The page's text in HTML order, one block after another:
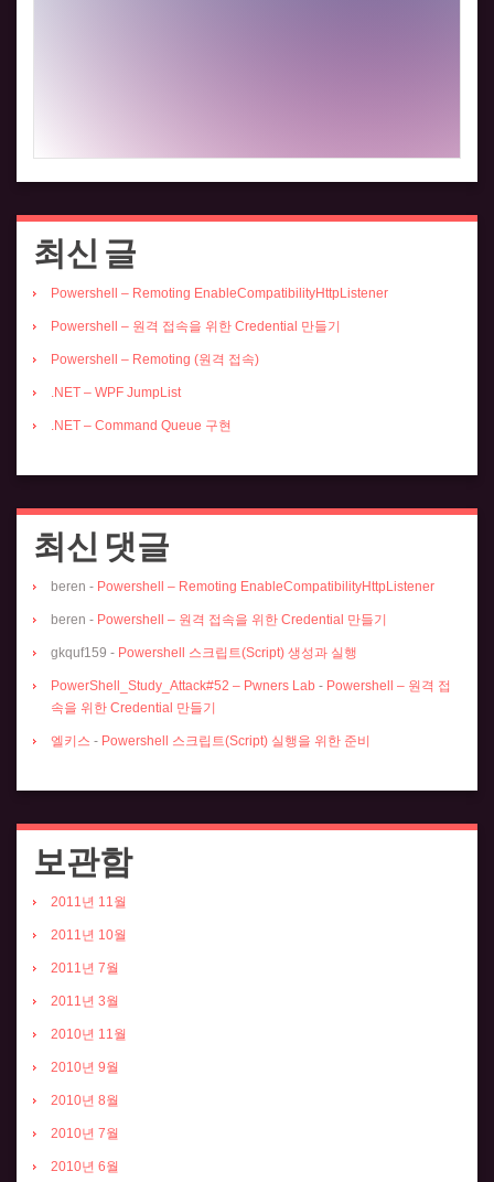
최신 글
Powershell – Remoting EnableCompatibilityHttpListener
Powershell – 원격 접속을 위한 Credential 만들기
Powershell – Remoting (원격 접속)
.NET – WPF JumpList
.NET – Command Queue 구현
최신 댓글
beren - Powershell – Remoting EnableCompatibilityHttpListener
beren - Powershell – 원격 접속을 위한 Credential 만들기
gkquf159 - Powershell 스크립트(Script) 생성과 실행
PowerShell_Study_Attack#52 – Pwners Lab - Powershell – 원격 접
속을 위한 Credential 만들기
엘키스 - Powershell 스크립트(Script) 실행을 위한 준비
보관함
2011년 11월
2011년 10월
2011년 7월
2011년 3월
2010년 11월
2010년 9월
2010년 8월
2010년 7월
2010년 6월